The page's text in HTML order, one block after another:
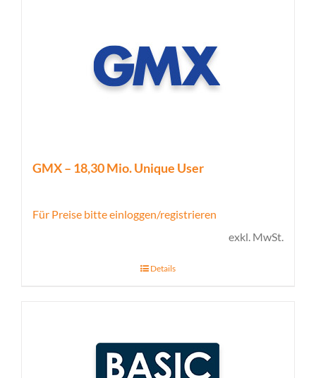
GMX – 18,30 Mio. Unique User
Für Preise bitte einloggen/registrieren
exkl. MwSt.
Details